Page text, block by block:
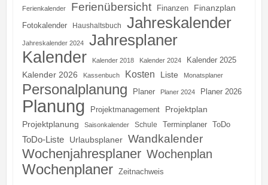
Ferienkalender Ferienübersicht Finanzen Finanzplan
Fotokalender Haushaltsbuch Jahreskalender
Jahreskalender 2024 Jahresplaner
Kalender Kalender 2018 Kalender 2024 Kalender 2025
Kalender 2026 Kassenbuch Kosten Liste Monatsplaner
Personalplanung Planer Planer 2024 Planer 2026
Planung Projektmanagement
Projektplan
Projektplanung
Saisonkalender Schule Terminplaner ToDo
ToDo-Liste Urlaubsplaner Wandkalender
Wochenjahresplaner Wochenplan
Wochenplaner Zeitnachweis